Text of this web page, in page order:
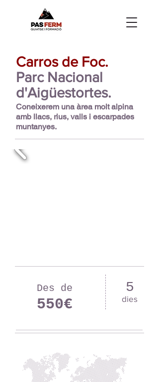
Carros de Foc.
Parc Nacional
d'Aigüestortes.
Coneixerem una àrea molt alpina
amb llacs, rius, valls i escarpades
muntanyes.
Des de
550€
5
dies